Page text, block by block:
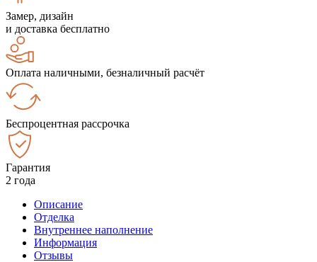
Замер, дизайн
и доставка бесплатно
Оплата наличными, безналичный расчёт
Беспроцентная рассрочка
Гарантия
2 года
Описание
Отделка
Внутреннее наполнение
Информация
Отзывы